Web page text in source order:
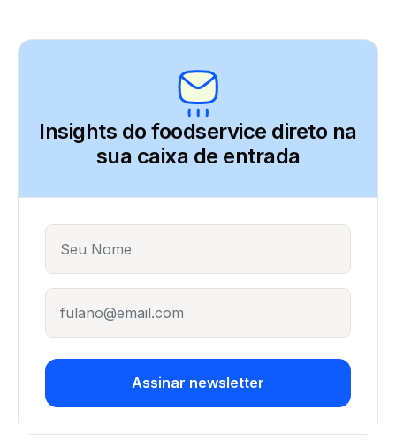
Insights do foodservice direto na
sua caixa de entrada
Assinar newsletter